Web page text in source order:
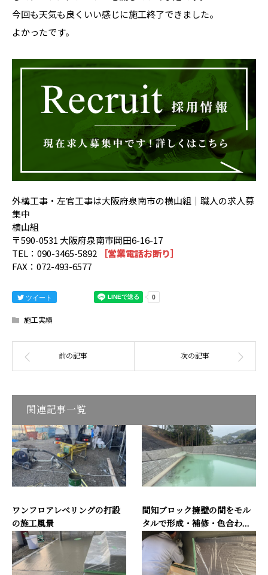
今回も天気も良くいい感じに施工終了できました。
よかったです。
外構工事・左官工事は大阪府泉南市の横山組｜職人の求人募
集中
横山組
〒590-0531 大阪府泉南市岡田6-16-17
TEL：090-3465-5892
［営業電話お断り］
FAX：072-493-6577
ツイート
施工実績
関連記事一覧
ワンフロアレベリングの打設
の施工風景
間知ブロック擁壁の間をモル
タルで形成・補修・色合わ...